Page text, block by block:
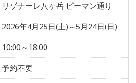
リゾナーレ八ヶ岳 ピーマン通り
2026年4月25日(土)～5月24日(日)
10:00～18:00
予約不要